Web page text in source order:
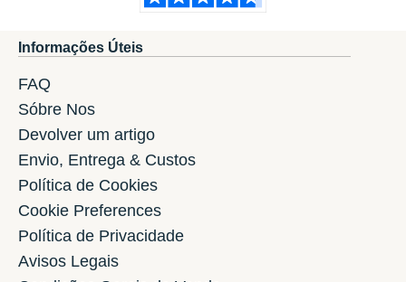
Informações Úteis
FAQ
Sóbre Nos
Devolver um artigo
Envio, Entrega & Custos
Política de Cookies
Cookie Preferences
Política de Privacidade
Avisos Legais